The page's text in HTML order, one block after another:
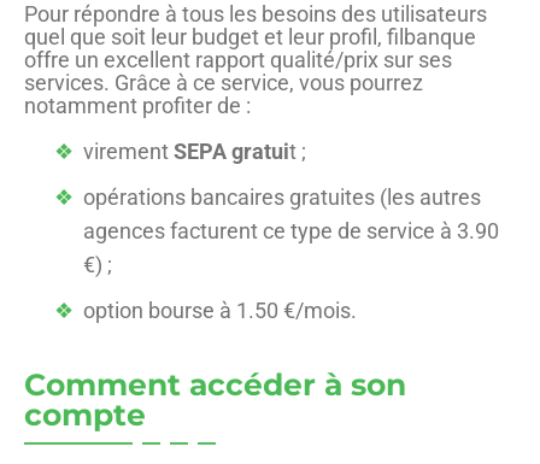
Pour répondre à tous les besoins des utilisateurs
quel que soit leur budget et leur profil, filbanque
offre un excellent rapport qualité/prix sur ses
services. Grâce à ce service, vous pourrez
notamment profiter de :
virementSEPA gratuit ;
opérations bancaires gratuites (les autres
agences facturent ce type de service à 3.90
€) ;
option bourse à 1.50 €/mois.
Comment accéder à son
compte